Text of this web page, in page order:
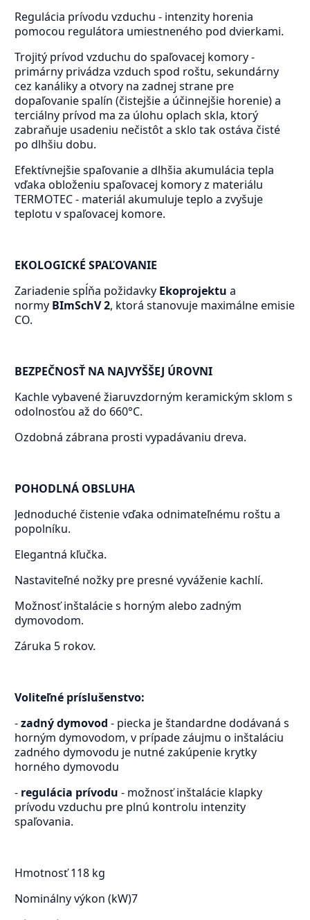
Regulácia prívodu vzduchu - intenzity horenia
pomocou regulátora umiestneného pod dvierkami.
Trojitý prívod vzduchu do spaľovacej komory -
primárny privádza vzduch spod roštu, sekundárny
cez kanáliky a otvory na zadnej strane pre
dopaľovanie spalín (čistejšie a účinnejšie horenie) a
terciálny prívod ma za úlohu oplach skla, ktorý
zabraňuje usadeniu nečistôt a sklo tak ostáva čisté
po dlhšiu dobu.
Efektívnejšie spaľovanie a dlhšia akumulácia tepla
vďaka obloženiu spaľovacej komory z materiálu
TERMOTEC - materiál akumuluje teplo a zvyšuje
teplotu v spaľovacej komore.
EKOLOGICKÉ SPAĽOVANIE
Zariadenie spĺňa požidavky Ekoprojektu a
normy BImSchV 2, ktorá stanovuje maximálne emisie
CO.
BEZPEČNOSŤ NA NAJVYŠŠEJ ÚROVNI
Kachle vybavené žiaruvzdorným keramickým sklom s
odolnosťou až do 660°C.
Ozdobná zábrana prosti vypadávaniu dreva.
POHODLNÁ OBSLUHA
Jednoduché čistenie vďaka odnimateľnému roštu a
popolníku.
Elegantná kľučka.
Nastaviteľné nožky pre presné vyváženie kachlí.
Možnosť inštalácie s horným alebo zadným
dymovodom.
Záruka 5 rokov.
Voliteľné príslušenstvo:
-zadný dymovod - piecka je štandardne dodávaná s
horným dymovodom, v prípade záujmu o inštaláciu
zadného dymovodu je nutné zakúpenie krytky
horného dymovodu
- regulácia prívodu - možnosť inštalácie klapky
prívodu vzduchu pre plnú kontrolu intenzity
spaľovania.
Hmotnosť118 kg
Nominálny výkon (kW)7